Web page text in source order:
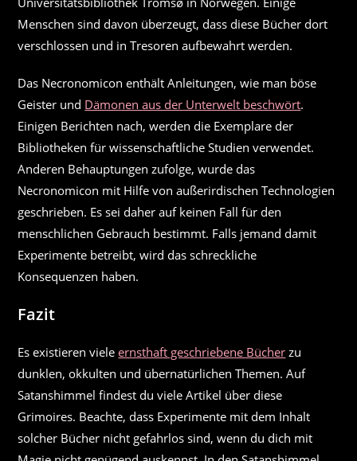
Menschen sind davon überzeugt, dass diese Bücher dort
verschlossen und in Tresoren aufbewahrt werden.
Das Necronomicon enthält Anleitungen, wie man böse
Geister und Dämonen aus der Unterwelt beschwört.
Einigen Berichten nach, werden die Exemplare der
Bibliotheken für wissenschaftliche Studien verwendet.
Anderen Behauptungen zufolge, wurde das
Necronomicon mit Hilfe von außerirdischen Technologien
geschrieben. Es sei daher auf keinen Fall für den
menschlichen Gebrauch bestimmt. Falls jemand damit
Experimente betreibt, wird das schreckliche
Konsequenzen haben.
Fazit
Es existieren vieleernsthaft geschriebene Bücher zu
dunklen, okkulten und übernatürlichen Themen. Auf
Satanshimmel findest du viele Artikel über diese
Grimoires. Beachte, dass Experimente mit dem Inhalt
solcher Bücher nicht gefahrlos sind, wenn du dich mit